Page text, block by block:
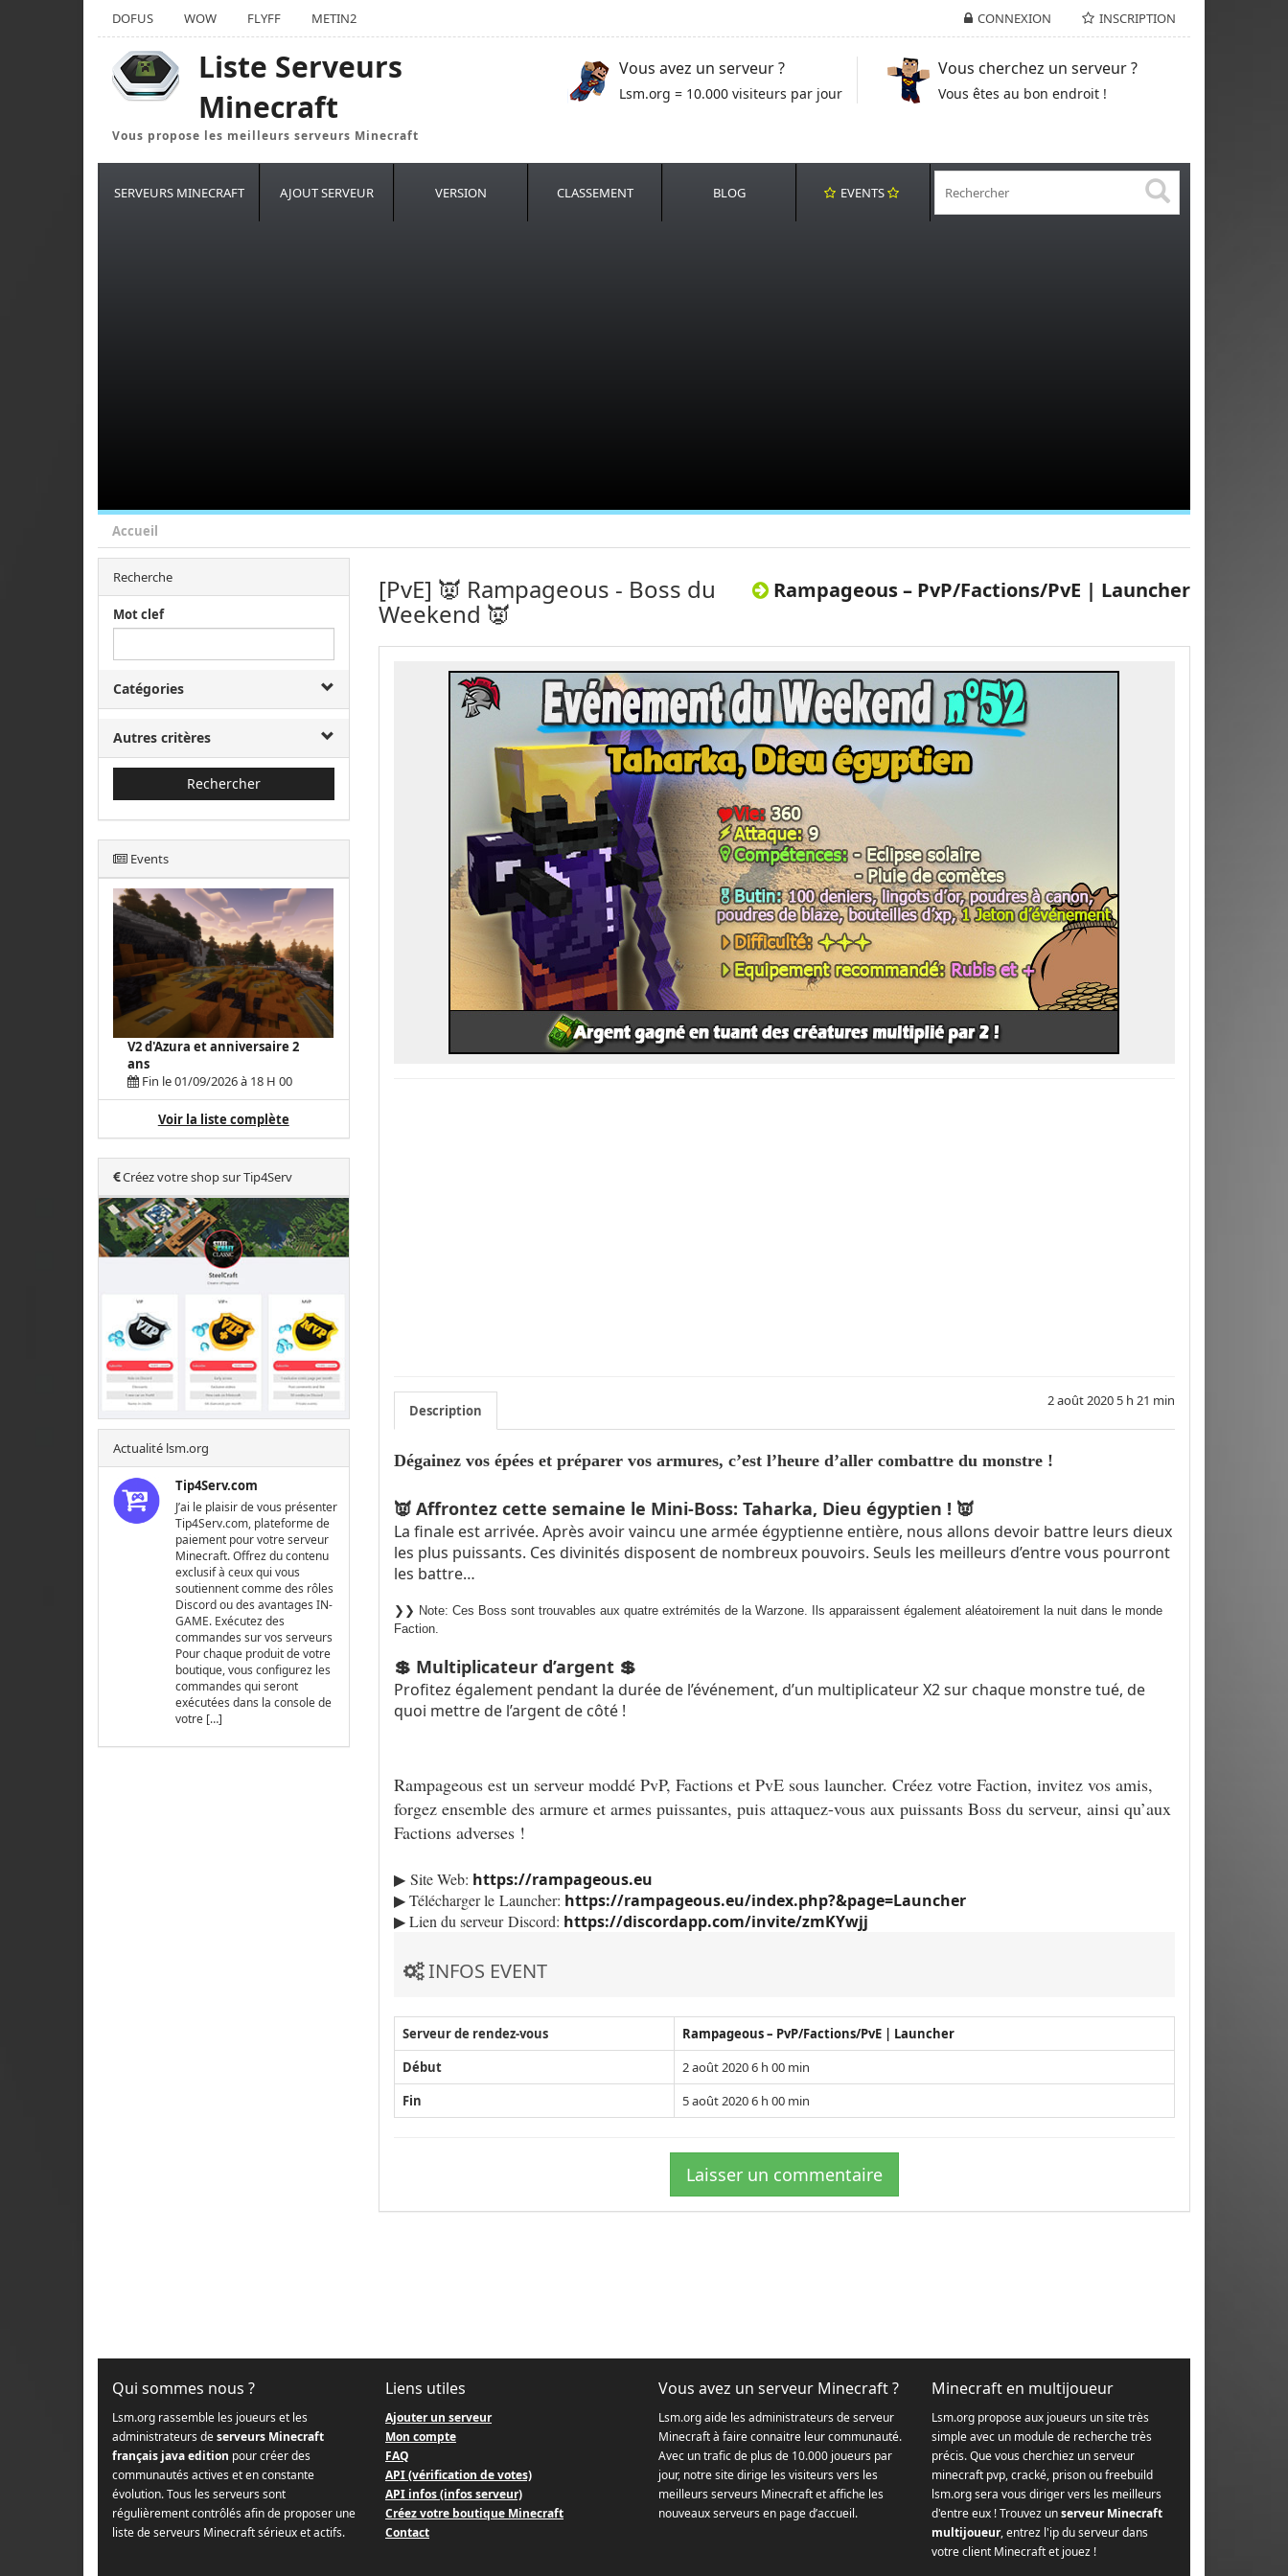
CONNEXION INSCRIPTION
DOFUS WOW FLYFF METIN2
Liste Serveurs
Minecraft
Vous propose les meilleurs serveurs Minecraft
Vous avez un serveur ?
Lsm.org = 10.000 visiteurs par jour
Vous cherchez un serveur ?
Vous êtes au bon endroit !
SERVEURS MINECRAFT AJOUT SERVEUR VERSION CLASSEMENT BLOG EVENTS
Accueil
Recherche
Mot clef
Catégories
Autres critères
Rechercher
Events
V2 d'Azura et anniversaire 2
ans
Fin le 01/09/2026 à 18 H 00
Voir la liste complète
Créez votre shop sur Tip4Serv
Actualité lsm.org
Tip4Serv.com
J’ai le plaisir de vous présenter
Tip4Serv.com, plateforme de
paiement pour votre serveur
Minecraft. Offrez du contenu
exclusif à ceux qui vous
soutiennent comme des rôles
Discord ou des avantages IN-
GAME. Exécutez des
commandes sur vos serveurs
Pour chaque produit de votre
boutique, vous configurez les
commandes qui seront
exécutées dans la console de
votre […]
Rampageous – PvP/Factions/PvE | Launcher
[PvE] 👿 Rampageous - Boss du
Weekend 👿
2 août 2020 5 h 21 min
Description
Dégainez vos épées et préparer vos armures, c’est l’heure d’aller combattre du monstre !
👿Affrontez cette semaine le Mini-Boss: Taharka, Dieu égyptien ! 👿
La finale est arrivée. Après avoir vaincu une armée égyptienne entière, nous allons devoir battre leurs dieux
les plus puissants. Ces divinités disposent de nombreux pouvoirs. Seuls les meilleurs d’entre vous pourront
les battre…
❯❯ Note: Ces Boss sont trouvables aux quatre extrémités de la Warzone. Ils apparaissent également aléatoirement la nuit dans le monde
Faction.
💲 Multiplicateur d’argent 💲
Profitez également pendant la durée de l’événement, d’un multiplicateur X2 sur chaque monstre tué, de
quoi mettre de l’argent de côté !
Rampageous est un serveur moddé PvP, Factions et PvE sous launcher. Créez votre Faction, invitez vos amis,
forgez ensemble des armure et armes puissantes, puis attaquez-vous aux puissants Boss du serveur, ainsi qu’aux
Factions adverses !
▶ Site Web: https://rampageous.eu
▶ Télécharger le Launcher: https://rampageous.eu/index.php?&page=Launcher
▶ Lien du serveur Discord: https://discordapp.com/invite/zmKYwjj
INFOS EVENT
Serveur de rendez-vous
Rampageous – PvP/Factions/PvE | Launcher
Début
2 août 2020 6 h 00 min
Fin
5 août 2020 6 h 00 min
Laisser un commentaire
Qui sommes nous ?
Lsm.org rassemble les joueurs et les
administrateurs deserveurs Minecraft
français java edition pour créer des
communautés actives et en constante
évolution. Tous les serveurs sont
régulièrement contrôlés afin de proposer une
liste de serveurs Minecraft sérieux et actifs.
Liens utiles
Ajouter un serveur
Mon compte
FAQ
API (vérification de votes)
API infos (infos serveur)
Créez votre boutique Minecraft
Contact
Vous avez un serveur Minecraft ?
Lsm.org aide les administrateurs de serveur
Minecraft à faire connaitre leur communauté.
Avec un trafic de plus de 10.000 joueurs par
jour, notre site dirige les visiteurs vers les
meilleurs serveurs Minecraft et affiche les
nouveaux serveurs en page d’accueil.
Minecraft en multijoueur
Lsm.org propose aux joueurs un site très
simple avec un module de recherche très
précis. Que vous cherchiez un serveur
minecraft pvp, cracké, prison ou freebuild
lsm.org sera vous diriger vers les meilleurs
d'entre eux ! Trouvez unserveur Minecraft
multijoueur, entrez l'ip du serveur dans
votre client Minecraft et jouez !